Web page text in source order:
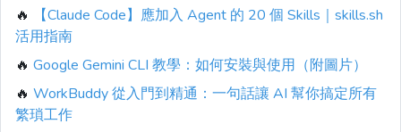
🔥
【Claude Code】應加入 Agent 的 20 個 Skills｜skills.sh
活用指南
🔥 Google Gemini CLI 教學：如何安裝與使用（附圖片）
🔥 WorkBuddy 從入門到精通：一句話讓 AI 幫你搞定所有
繁瑣工作